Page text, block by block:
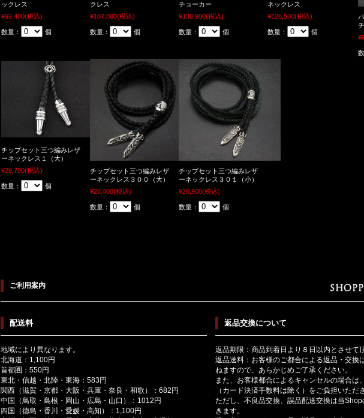
ックレス
¥92,400(税込)
数量： 個
クレス
¥107,800(税込)
数量： 個
チョーカー
¥130,900(税込)
数量： 個
ネックレス
¥126,500(税込)
数量： 個
チップセット三つ編みレザ
ーネックレス１（大）
¥29,700(税込)
数量： 個
チップセット三つ編みレザ
ーネックレス３００（大）
¥26,400(税込)
数量： 個
チップセット三つ編みレザ
ーネックレス３０１（小）
¥20,900(税込)
数量： 個
ご利用案内
配送料
地域により異なります。
北海道：1,100円
首都圏：550円
東北・信越・北陸・東海：583円
関西（滋賀・京都・大阪・兵庫・奈良・和歌）：682円
中国（鳥取・島根・岡山・広島・山口）：1012円
四国（徳島・香川・愛媛・高知）：1,100円
返品交換について
返品期限：商品到着日より８日以内とさせて
返品送料：お客様のご都合による返品・交換
ねますので、あらかじめご了承ください。
また、お客様都合によるキャンセルの場合は
（カード決済手数料は除く）をご負担いただ
ただし、不良品交換、誤品配送交換は当
きます。